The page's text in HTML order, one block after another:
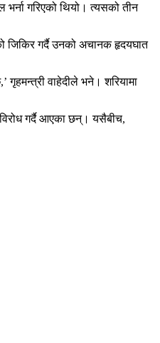
गरिएको थियो। त्यसको तीन
जिकिर गर्दै उनको अचानक हृदयघात
गृहमन्त्री वाहेदीले भने। शरियामा
गर्दै आएका छन्। यसैबीच,